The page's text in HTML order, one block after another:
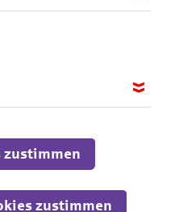
Aus diesem Grund nutzen wir
erfasst die Seitenaufrufe zu
zustimmen
zustimmen